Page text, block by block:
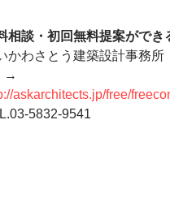
相談・初回無料提案ができ
かわさとう建築設計事務所
→
askarchitects.jp/free/
5832-9541